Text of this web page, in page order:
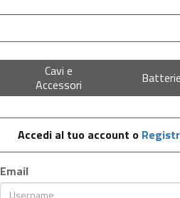
Cavi e
Accessori
Batterie
Accedi al tuo account o
Email